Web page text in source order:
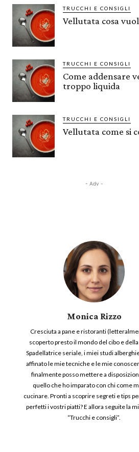
TRUCCHI E CONSIGLI
Vellutata cosa
TRUCCHI E CONSIGLI
Come addensare
troppo liquida
TRUCCHI E CONSIGLI
Vellutata come si
- Adv -
Monica Rizzo
Cresciuta a pane e ristoranti
scoperto presto il mondo del cibo e
Spadellatrice seriale, i miei studi
affinato le mie tecniche e le mie
finalmente posso mettere a
quello che ho imparato con chi come
cucinare. Pronti a scoprire segreti e tips
perfetti i vostri piatti? E allora seguite la
“Trucchi e consigli”.